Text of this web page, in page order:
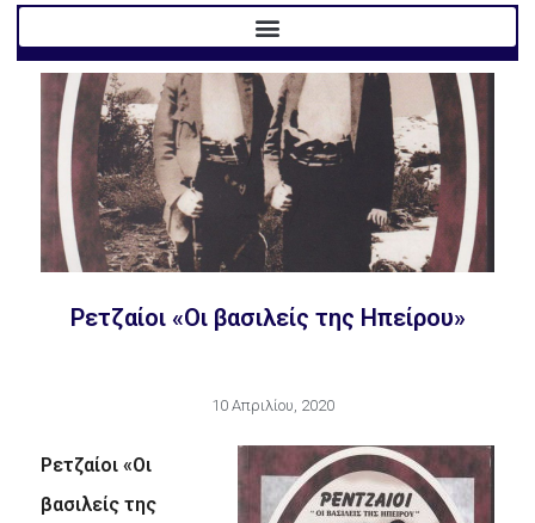
Ρετζαίοι «Οι βασιλείς της Ηπείρου»
10 Απριλίου, 2020
Ρετζαίοι «Οι
βασιλείς της